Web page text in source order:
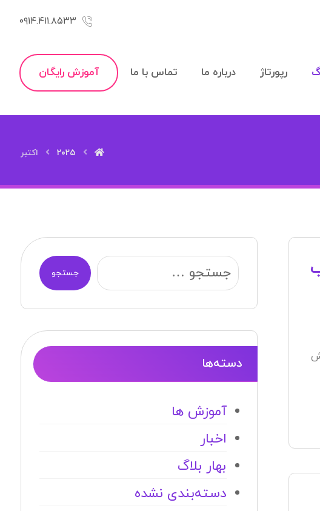
۰۹۱۴.۴۱۱.۸۵۳۳
آموزش رایگان رپورتاژ درباره ما تماس با ما
۲۰۲۵ اکتبر
جستجو
دسته‌ها
آموزش ها
اخبار
بهار بلاگ
دسته‌بندی نشده